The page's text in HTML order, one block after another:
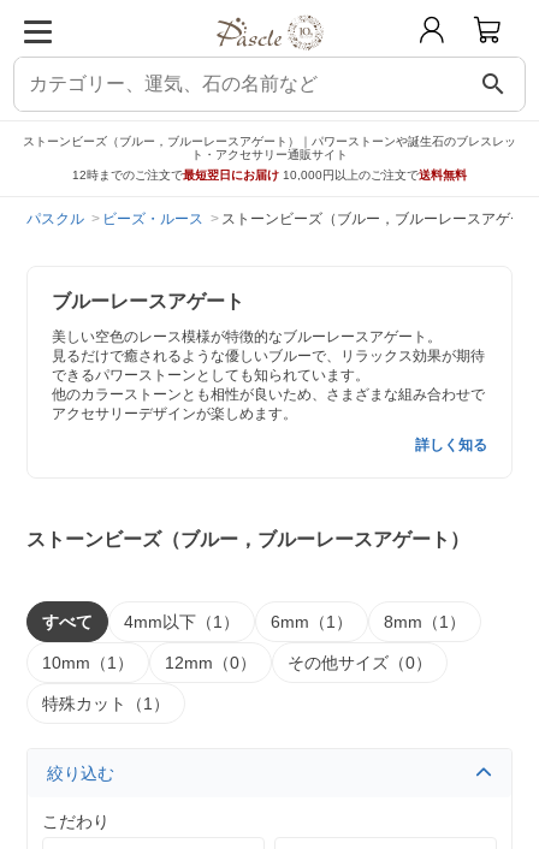
search
ストーンビーズ（ブルー，ブルーレースアゲート）｜パワーストーンや誕生石のブレスレッ
ト・アクセサリー通販サイト
12時までのご注文で最短翌日にお届け 10,000円以上のご注文で送料無料
パスクル ビーズ・ルース ストーンビーズ（ブルー，ブルーレースアゲー
ブルーレースアゲート
美しい空色のレース模様が特徴的なブルーレースアゲート。
見るだけで癒されるような優しいブルーで、リラックス効果が期待
できるパワーストーンとしても知られています。
他のカラーストーンとも相性が良いため、さまざまな組み合わせで
アクセサリーデザインが楽しめます。
詳しく知る
ストーンビーズ（ブルー，ブルーレースアゲート）
すべて 4mm以下（1） 6mm（1） 8mm（1）
10mm（1） 12mm（0） その他サイズ（0）
特殊カット（1）
絞り込む
こだわり